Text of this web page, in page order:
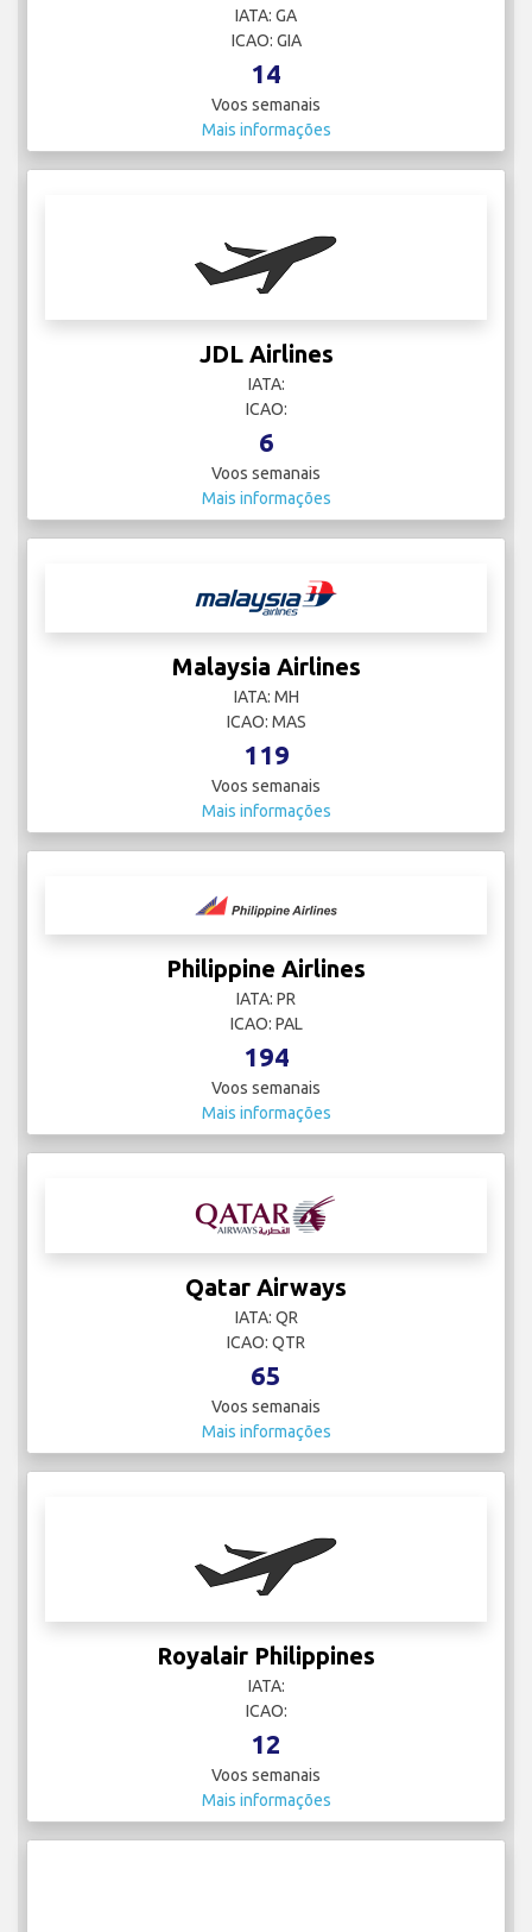
IATA: GA
ICAO: GIA
14
Voos semanais
Mais informações
JDL Airlines
IATA:
ICAO:
6
Voos semanais
Mais informações
Malaysia Airlines
IATA: MH
ICAO: MAS
119
Voos semanais
Mais informações
Philippine Airlines
IATA: PR
ICAO: PAL
194
Voos semanais
Mais informações
Qatar Airways
IATA: QR
ICAO: QTR
65
Voos semanais
Mais informações
Royalair Philippines
IATA:
ICAO:
12
Voos semanais
Mais informações